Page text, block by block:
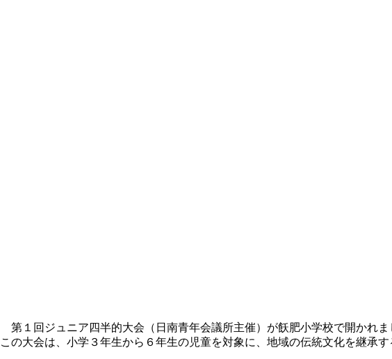
第１回ジュニア四半的大会（日南青年会議所主催）が飫肥小学校で開かれま
この大会は、小学３年生から６年生の児童を対象に、地域の伝統文化を継承